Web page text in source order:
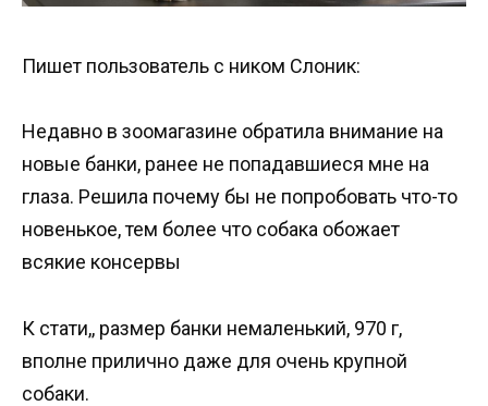
Пишет пользователь с ником Слоник:
Недавно в зоомагазине обратила внимание на
новые банки, ранее не попадавшиеся мне на
глаза. Решила почему бы не попробовать что-то
новенькое, тем более что собака обожает
всякие консервы
К стати,, размер банки немаленький, 970 г,
вполне прилично даже для очень крупной
собаки.